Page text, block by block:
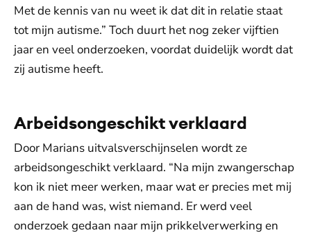
Met de kennis van nu weet ik dat dit in relatie staat
tot mijn autisme.” Toch duurt het nog zeker vijftien
jaar en veel onderzoeken, voordat duidelijk wordt dat
zij autisme heeft.
Arbeidsongeschikt verklaard
Door Marians uitvalsverschijnselen wordt ze
arbeidsongeschikt verklaard. “Na mijn zwangerschap
kon ik niet meer werken, maar wat er precies met mij
aan de hand was, wist niemand. Er werd veel
onderzoek gedaan naar mijn prikkelverwerking en